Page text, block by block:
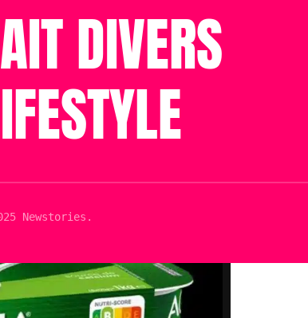
DIVERS
Newstories.
les retourner au point
Publié le 30 Oct 2023 à 19h43
Mis à jour le 30 Oct 2023 à 19h43
Lecture : 3 min